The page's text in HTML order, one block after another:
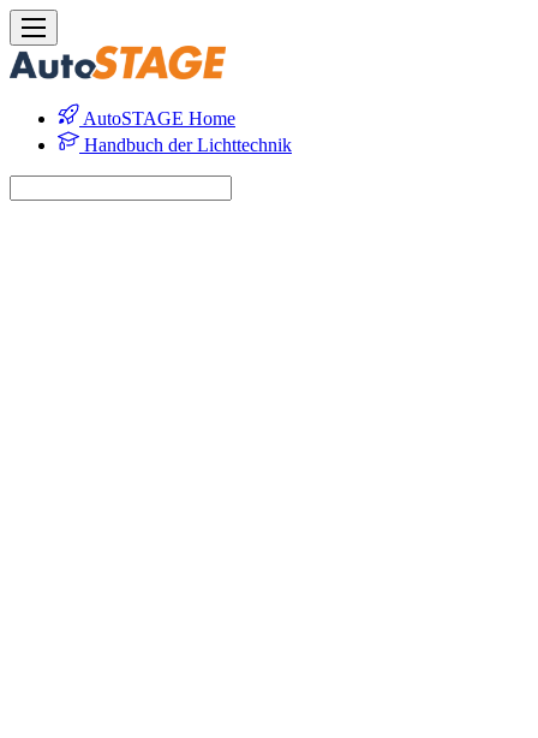
AutoSTAGE Home
Handbuch der Lichttechnik